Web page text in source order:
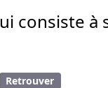
consiste à
Retrouver